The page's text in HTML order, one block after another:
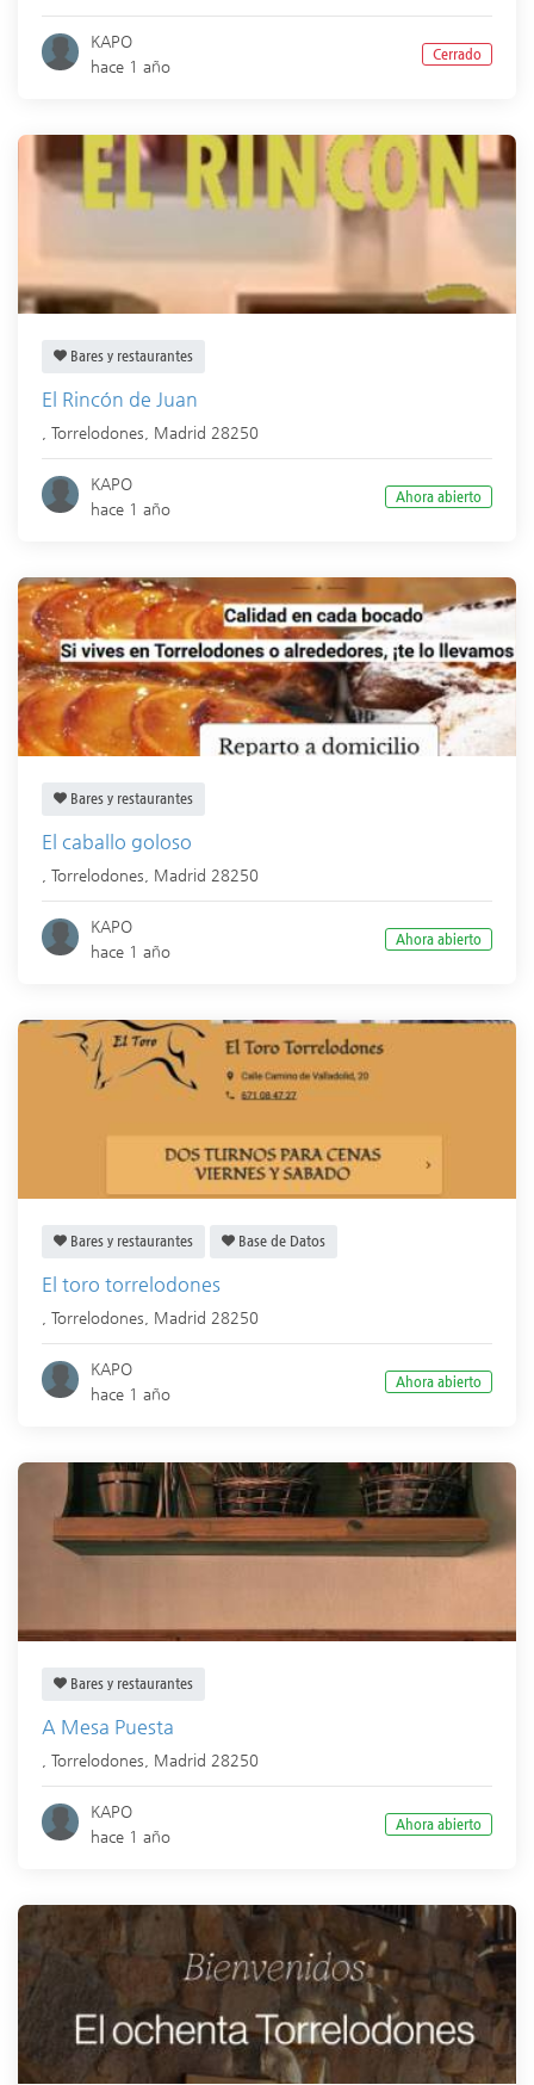
KAPO
hace 1 año
Cerrado
Bares y restaurantes
El Rincón de Juan
Torrelodones Madrid 28250
KAPO
hace 1 año
Ahora abierto
Bares y restaurantes
El caballo goloso
Torrelodones Madrid 28250
KAPO
hace 1 año
Ahora abierto
Bares y restaurantes Base de Datos
El toro torrelodones
Torrelodones Madrid 28250
KAPO
hace 1 año
Ahora abierto
Bares y restaurantes
A Mesa Puesta
Torrelodones Madrid 28250
KAPO
hace 1 año
Ahora abierto